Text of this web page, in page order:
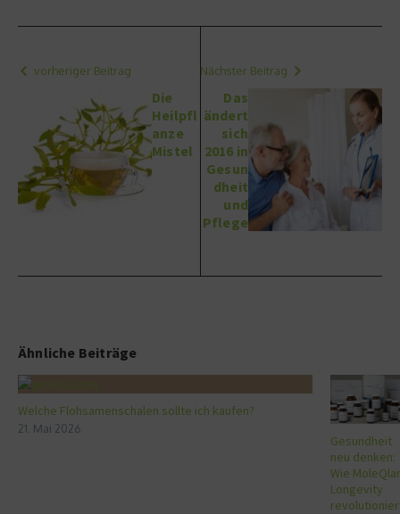
vorheriger Beitrag
Die
Heilpfl
anze
Mistel
Nächster Beitrag
Das
ändert
sich
2016 in
Gesun
dheit
und
Pflege
Ähnliche Beiträge
Welche Flohsamenschalen sollte ich kaufen?
21. Mai 2026
Gesundheit
neu denken:
Wie MoleQlar
Longevity